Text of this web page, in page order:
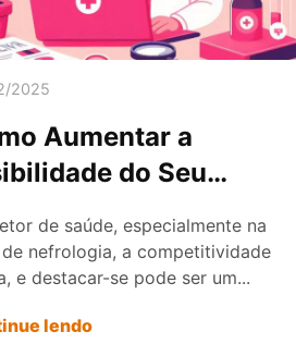
2025
Aumentar a
do Seu
e Atrair Mais
de saúde, especialmente na
de nefrologia, a competitividade
e destacar-se pode ser um...
lendo